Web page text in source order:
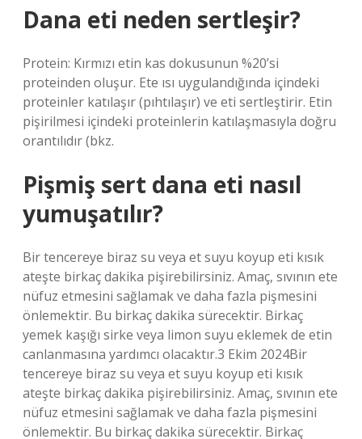
Dana eti neden sertleşir?
Protein: Kırmızı etin kas dokusunun %20’si
proteinden oluşur. Ete ısı uygulandığında içindeki
proteinler katılaşır (pıhtılaşır) ve eti sertleştirir. Etin
pişirilmesi içindeki proteinlerin katılaşmasıyla doğru
orantılıdır (bkz.
Pişmiş sert dana eti nasıl
yumuşatılır?
Bir tencereye biraz su veya et suyu koyup eti kısık
ateşte birkaç dakika pişirebilirsiniz. Amaç, sıvının ete
nüfuz etmesini sağlamak ve daha fazla pişmesini
önlemektir. Bu birkaç dakika sürecektir. Birkaç
yemek kaşığı sirke veya limon suyu eklemek de etin
canlanmasına yardımcı olacaktır.3 Ekim 2024Bir
tencereye biraz su veya et suyu koyup eti kısık
ateşte birkaç dakika pişirebilirsiniz. Amaç, sıvının ete
nüfuz etmesini sağlamak ve daha fazla pişmesini
önlemektir. Bu birkaç dakika sürecektir. Birkaç